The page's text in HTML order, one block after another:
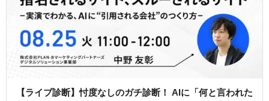
【ライブ診断】忖度なしのガチ診断！ AIに「何と言われた